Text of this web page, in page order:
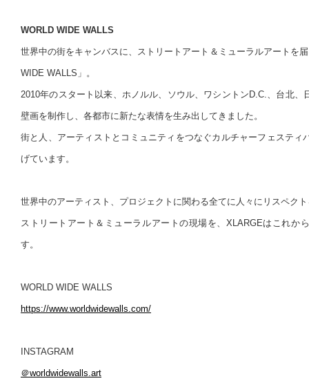
WORLD WIDE WALLS
世界中の街をキャンバスに、ストリートアート＆ミューラルアートを
WIDE WALLS」。
2010年のスタート以来、ホノルル、ソウル、ワシントンD.C.、台北、
壁画を制作し、各都市に新たな表情を生み出してきました。
街と人、アーティストとコミュニティをつなぐカルチャーフェスティ
げています。
世界中のアーティスト、プロジェクトに関わる全てに人々にリスペク
ストリートアート＆ミューラルアートの現場を、XLARGEはこれか
す。
WORLD WIDE WALLS
https://www.worldwidewalls.com/
INSTAGRAM
＠worldwidewalls.art